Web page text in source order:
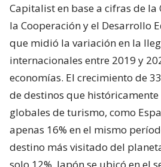
Capitalist en base a cifras de
la Cooperación y el Desarrollo
que midió la variación en la
internacionales entre 2019 y
economías. El crecimiento de
de destinos que
globales de turismo, como
apenas 16% en el mismo
destino más visitado del
solo 12%. Japón se ubicó en el